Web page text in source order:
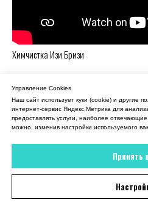
Химчистка Изи Бризи
Бесплатная
из
Управление Cookies
Наш сайт использует куки (cookie) и другие
интернет-сервис Яндекс.Метрика для
предоставлять услуги, наиболее
можно, изменив настройки используемого
Принять